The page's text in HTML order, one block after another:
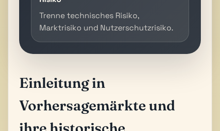
Trenne technisches Risiko,
Marktrisiko und Nutzerschutzrisiko.
Einleitung in
Vorhersagemärkte und